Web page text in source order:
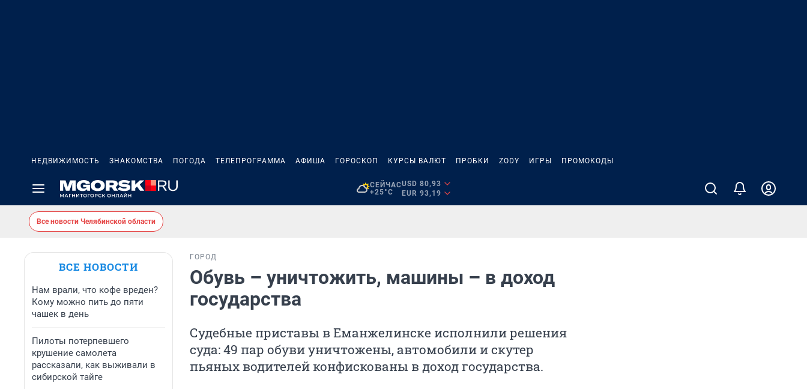
НЕДВИЖИМОСТЬ ЗНАКОМСТВА ПОГОДА ТЕЛЕПРОГРАММА АФИША ГОРОСКОП КУРСЫ ВАЛЮТ ПРОБКИ ZODY ИГРЫ ПРОМОКОДЫ
СЕЙЧАС
+25°C
USD 80,93
EUR 93,19
Все новости Челябинской области
ВСЕ НОВОСТИ
Нам врали, что кофе вреден?
Кому можно пить до пяти
чашек в день
Пилоты потерпевшего
крушение самолета
рассказали, как выживали в
сибирской тайге
ГОРОД
Обувь – уничтожить, машины – в доход
государства
Судебные приставы в Еманжелинске исполнили решения
суда: 49 пар обуви уничтожены, автомобили и скутер
пьяных водителей конфискованы в доход государства.